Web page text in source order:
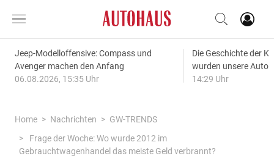
Jeep-Modelloffensive: Compass und
Avenger machen den Anfang
06.08.2026, 15:35 Uhr
Die Geschichte der
wurden unsere
14:29 Uhr
Home Nachrichten
GW-TRENDS
Frage der Woche: Wo wurde 2012 im
Gebrauchtwagenhandel das meiste Geld verbrannt?